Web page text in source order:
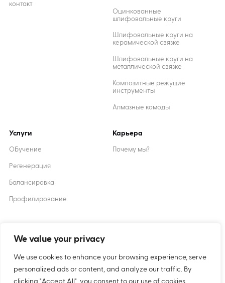
We value your privacy
We use cookies to enhance your browsing experience, serve
personalized ads or content, and analyze our traffic. By
clicking "Accept All", you consent to our use of cookies.
контакт
Оцинкованные
шлифовальные круги
Шлифовальные круги на
керамической связке
Шлифовальные круги на
металлической связке
Композитные режущие
инструменты
Алмазные комоды
Услуги
Обучение
Регенерация
Балансировка
Профилирование
Карьера
Почему мы?
Печенье
политика